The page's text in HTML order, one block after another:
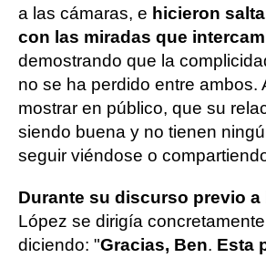
a las cámaras, e hicieron
con las miradas que
demostrando que la
no se ha perdido entre ambos.
mostrar en público, que su
siendo buena y no tienen
seguir viéndose o
Durante su discurso previo
López se dirigía
diciendo: "Gracias, Ben. Esta